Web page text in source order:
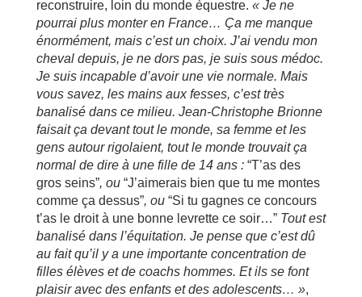
reconstruire, loin du monde équestre. « Je ne
pourrai plus monter en France… Ça me manque
énormément, mais c’est un choix. J’ai vendu mon
cheval depuis, je ne dors pas, je suis sous médoc.
Je suis incapable d’avoir une vie normale. Mais
vous savez, les mains aux fesses, c’est très
banalisédans ce milieu. Jean-Christophe Brionne
faisaitça devant tout le monde, sa femme et les
gens autour rigolaient, tout le monde trouvaitça
normal de dire à une fille de 14 ans : “T’as des
gros seins”, ou “J’aimerais bien que tu me montes
comme ça dessus”, ou “Si tu gagnes ce concours
t’as le droit à une bonne levrette ce soir…”Tout est
banalisédans l’équitation. Je pense que c’est dû
au fait qu’il y a une importante concentration de
filles élèves et de coachs hommes. Et ils se font
plaisir avec des enfants et des adolescents… »,